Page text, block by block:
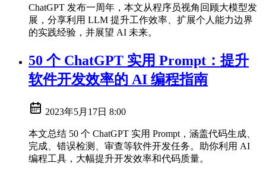
ChatGPT 发布一周年，本文从程序员视角回顾大模型发
展，分享利用 LLM 提升工作效率、扩展个人能力边界
的实践经验，并展望 AI 未来。
50 个 ChatGPT 实用 Prompt：提升
软件开发效率的 AI 编程指南
2023年5月17日 8:00
本文总结 50 个 ChatGPT 实用 Prompt，涵盖代码生成、
完成、错误检测、审查等软件开发任务。助你利用 AI
编程工具，大幅提升开发效率和代码质量。